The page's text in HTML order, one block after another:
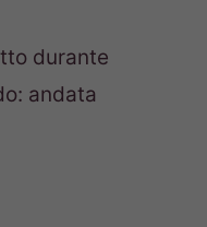
durante
andata